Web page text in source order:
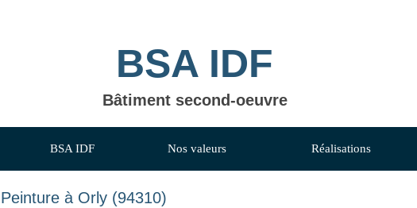
BSA IDF
Bâtiment second-oeuvre
BSA IDF Nos valeurs Réalisations
Peinture à Orly (94310)